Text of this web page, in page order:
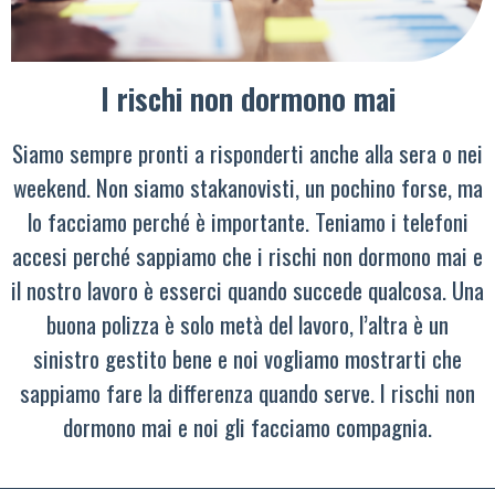
I rischi non dormono mai
Siamo sempre pronti a risponderti anche alla sera o nei
weekend. Non siamo stakanovisti, un pochino forse, ma
lo facciamo perché è importante. Teniamo i telefoni
accesi perché sappiamo che i rischi non dormono mai e
il nostro lavoro è esserci quando succede qualcosa. Una
buona polizza è solo metà del lavoro, l’altra è un
sinistro gestito bene e noi vogliamo mostrarti che
sappiamo fare la differenza quando serve. I rischi non
dormono mai e noi gli facciamo compagnia.